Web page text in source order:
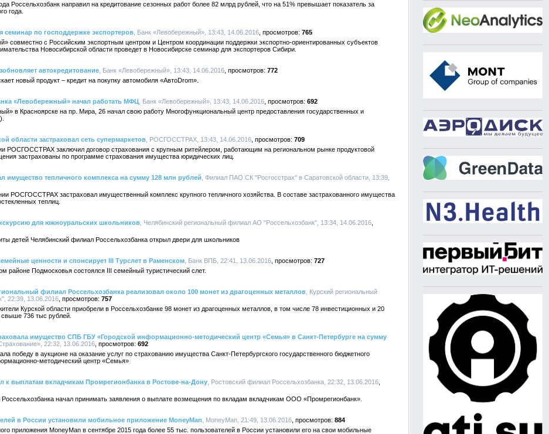
Россельхозбанк направил на кредитование сезонных работ более 82 млрд рублей, что на 51% превышает показатель за
года.
семинар по господдержке экспортеров , Банк «Левобережный», 13:43, 14.06.2016
765
совместно с Российским экспортным центром и Центром координации поддержки экспортно-ориентированных субъектов
Новосибирской области проведет в Новосибирске семинар для экспортеров Сибири.
автокредитование , Банк «Левобережный», 13:43, 14.06.2016
772
новый продукт – кредит на покупку автомобиля «АвтоDrom».
«Левобережный» начал работать МФЦ , Банк «Левобережный», 13:43, 14.06.2016
692
в Красноярске на пр. Мира, 26 начал свою работу Многофункциональный центр предоставления государственных и
области застраховал сеть супермаркетов , РОСГОССТРАХ, 13:43, 14.06.2016
709
РОСГОССТРАХ заключил договор страхования с крупным ритейлером, работающим на региональном рынке продуктовой
застрахованы по программе страхования имущества юридических лиц.
имущество тепличного комплекса на сумму 128 млн рублей , Филиал ПАО СК "Росгосстрах" в Саратовской области, 13:39,
РОСГОССТРАХ застраховал имущественный комплекс крупного тепличного хозяйства. В составе застрахованного имущества
теплиц.
для южноуральских школьников , Челябинский региональный филиал АО "Россельхозбанк", 13:34, 14.06.2016
детей Челябинский филиал Россельхозбанка открыл двери для школьников
ценности и спонсирует III Турслет в Раменском , Банк ВПБ, 22:41, 13.06.2016
727
районе Подмосковья состоялся III семейный туристический слет.
филиал Россельхозбанка реализовал около 100 монет из драгоценных металлов , Курский региональный
22:39, 13.06.2016
757
Курской области приобрели в Россельхозбанке 98 монет из драгоценных металлов, в том числе 78 инвестиционных и 20
736 тыс рублей.
имущество СПБ ГБУ «Городской информационно-методический центр «Семья» в Санкт-Петербурге на сумму
22:32, 13.06.2016
692
победу в аукционе на оказание услуг по страхованию имущества Санкт-Петербургского государственного бюджетного
методический центр «Семья»
к выплатам вкладчикам Промрегионбанка в Ростове-на-Дону , Ростовский филиал Россельхозбанка, 22:32, 13.06.2016
начал принимать заявления о выплате возмещения по вкладам вкладчикам ООО «Промрегионбанк».
в России установили мобильное приложение MoneyMan , MoneyMan, 21:49, 13.06.2016
884
приложения MoneyMan в сентябре 2015 года более 55 тыс. пользователей в России установили его на свои мобильные